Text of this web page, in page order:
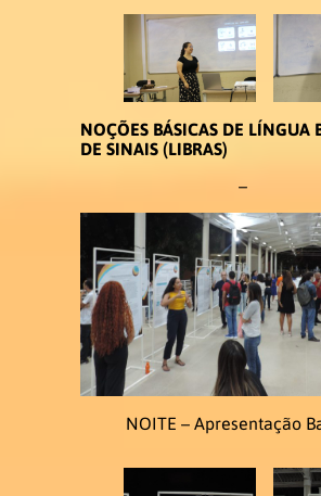
NOÇÕES BÁSICAS DE LÍNGUA
DE SINAIS (LIBRAS)
–
NOITE – Apresentação